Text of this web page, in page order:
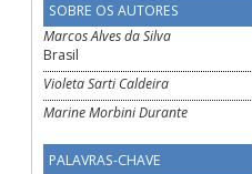
SOBRE OS AUTORES
Marcos Alves da Silva
Brasil
Violeta Sarti Caldeira
Marine Morbini Durante
PALAVRAS-CHAVE